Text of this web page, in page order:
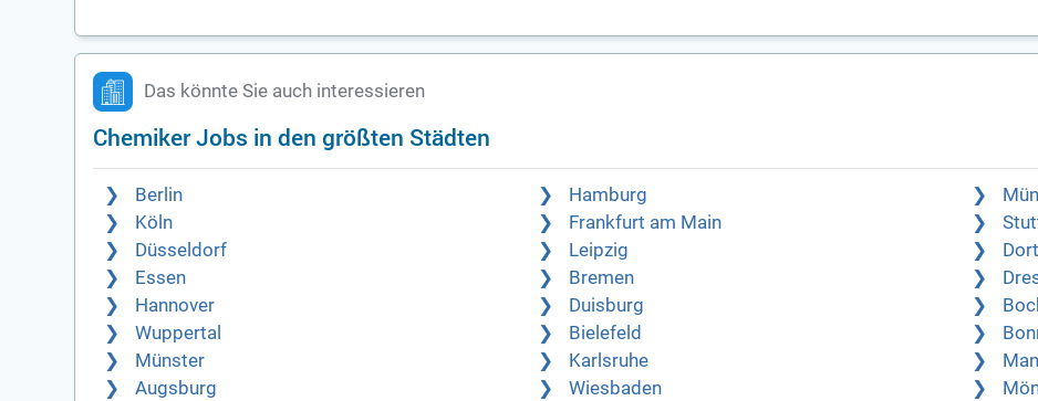
Das könnte Sie auch interessieren
Chemiker Jobs in den größten Städten
Berlin Hamburg
Köln
Frankfurt am Main
Düsseldorf
Leipzig
Essen
Bremen
Hannover
Duisburg
Wuppertal
Bielefeld
Münster
Karlsruhe
Augsburg
Wiesbaden